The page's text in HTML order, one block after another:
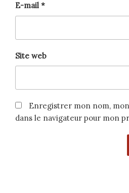
E-mail *
Site web
Enregistrer mon nom,
dans le navigateur pour mon